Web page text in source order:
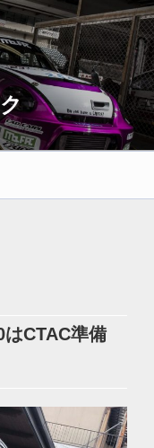
CTAC準備